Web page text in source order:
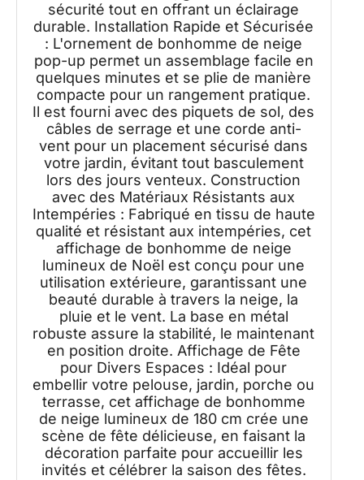
sécurité tout en offrant un éclairage
durable. Installation Rapide et Sécurisée
: L'ornement de bonhomme de neige
pop-up permet un assemblage facile en
quelques minutes et se plie de manière
compacte pour un rangement pratique.
Il est fourni avec des piquets de sol, des
câbles de serrage et une corde anti-
vent pour un placement sécurisé dans
votre jardin, évitant tout basculement
lors des jours venteux. Construction
avec des Matériaux Résistants aux
Intempéries : Fabriqué en tissu de haute
qualité et résistant aux intempéries, cet
affichage de bonhomme de neige
lumineux de Noël est conçu pour une
utilisation extérieure, garantissant une
beauté durable à travers la neige, la
pluie et le vent. La base en métal
robuste assure la stabilité, le maintenant
en position droite. Affichage de Fête
pour Divers Espaces : Idéal pour
embellir votre pelouse, jardin, porche ou
terrasse, cet affichage de bonhomme
de neige lumineux de 180 cm crée une
scène de fête délicieuse, en faisant la
décoration parfaite pour accueillir les
invités et célébrer la saison des fêtes.